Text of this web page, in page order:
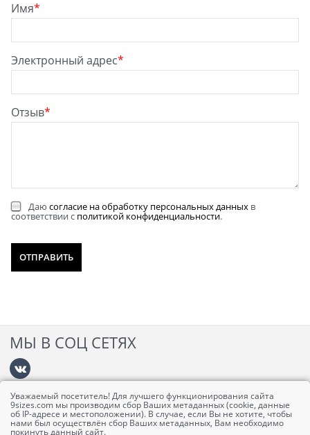
Имя
Электронный адрес
Отзыв
Даю согласие на обработку персональных данных в
соответствии с политикой конфиденциальности.
МЫ В СОЦ СЕТЯХ
Информация
Уважаемый посетитель! Для лучшего функционирования сайта
9sizes.com мы производим сбор Ваших метаданных (cookie, данные
об IP-адресе и местоположении). В случае, если Вы не хотите, чтобы
нами был осуществлён сбор Ваших метаданных, Вам необходимо
покинуть данный сайт.